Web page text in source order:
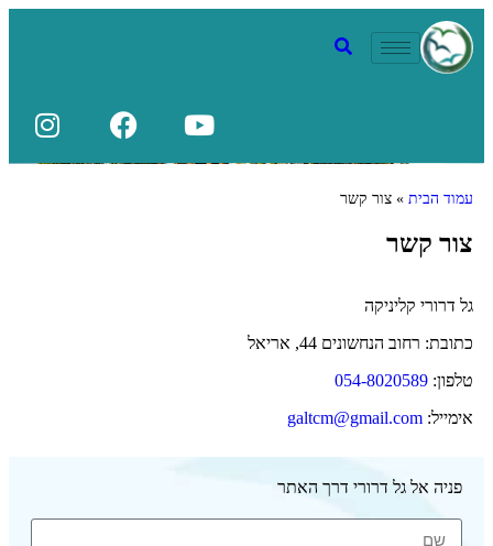
עמוד הבית » צור קשר
צור קשר
גל דרורי קליניקה
כתובת: רחוב הנחשונים 44, אריאל
טלפון: 054-8020589
אימייל: galtcm@gmail.com
פניה אל גל דרורי דרך האתר